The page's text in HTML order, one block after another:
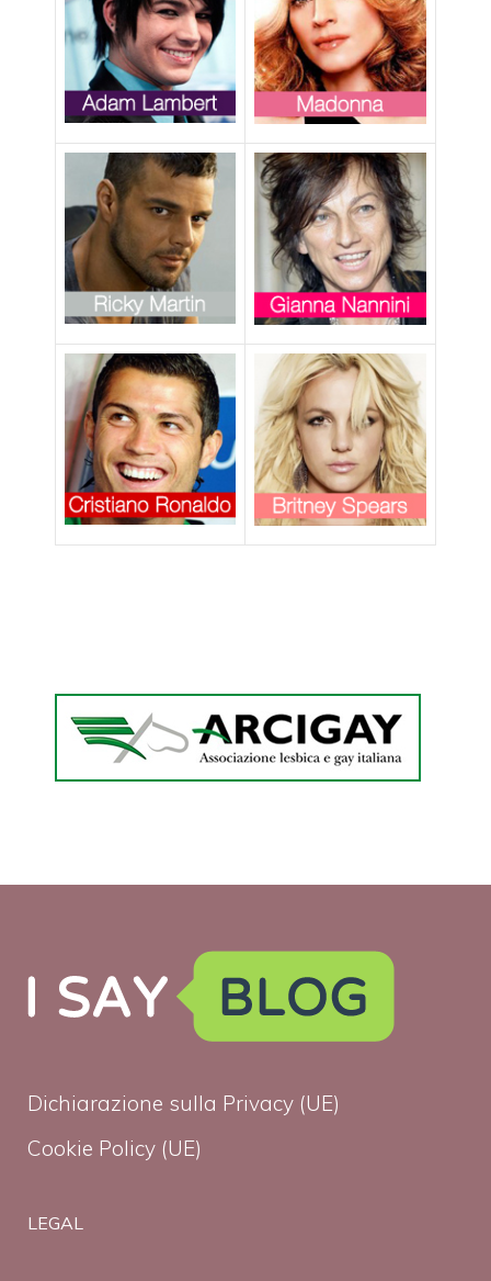
Dichiarazione sulla Privacy (UE)
Cookie Policy (UE)
LEGAL